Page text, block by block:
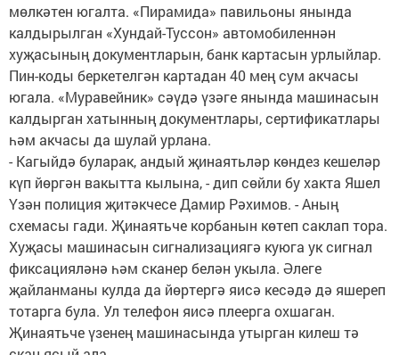
мөлкәтен югалта. «Пирамида» павильоны янында
калдырылган «Хундай-Туссон» автомобиленнән
хуҗасының документларын, банк картасын урлыйлар.
Пин-коды беркетелгән картадан 40 мең сум акчасы
югала. «Муравейник» сәүдә үзәге янында машинасын
калдырган хатынның документлары, сертификатлары
һәм акчасы да шулай урлана.
- Кагыйдә буларак, андый җинаятьләр көндез кешеләр
күп йөргән вакытта кылына, - дип сөйли бу хакта Яшел
Үзән полиция җитәкчесе Дамир Рәхимов. - Аның
схемасы гади. Җинаятьче корбанын көтеп саклап тора.
Хуҗасы машинасын сигнализациягә куюга ук сигнал
фиксацияләнә һәм сканер белән укыла. Әлеге
җайланманы кулда да йөртергә яисә кесәдә дә яшереп
тотарга була. Ул телефон яисә плеерга охшаган.
Җинаятьче үзенең машинасында утырган килеш тә